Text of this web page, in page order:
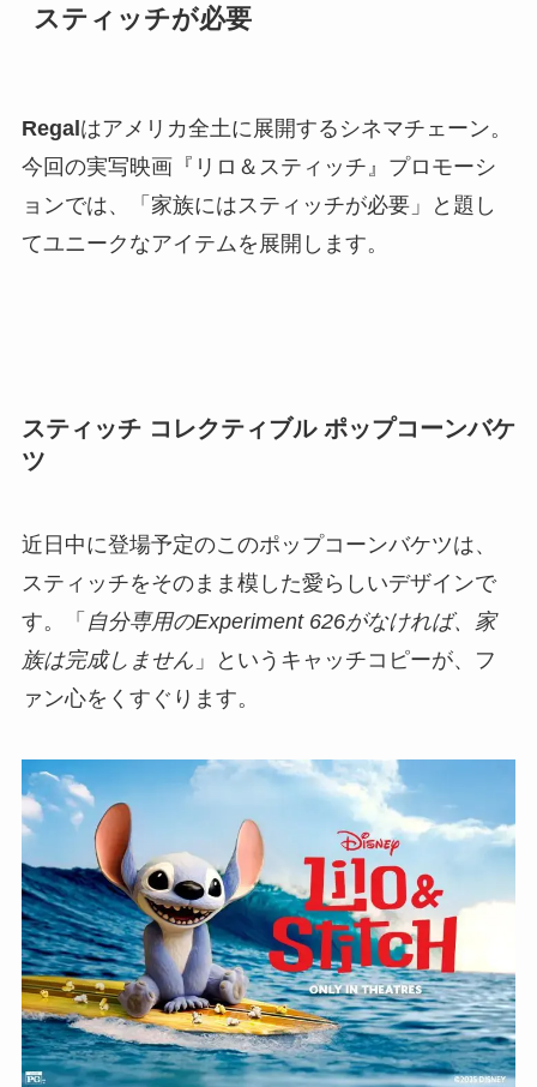
スティッチが必要
Regal はアメリカ全土に展開するシネマチェーン。
今回の実写映画『リロ＆スティッチ』プロモーシ
ョンでは、「家族にはスティッチが必要」と題し
てユニークなアイテムを展開します。
スティッチ コレクティブル ポップコーンバケ
ツ
近日中に登場予定のこのポップコーンバケツは、
スティッチをそのまま模した愛らしいデザインで
す。「 自分専用のExperiment 626がなければ、家
族は完成しません 」というキャッチコピーが、フ
ァン心をくすぐります。